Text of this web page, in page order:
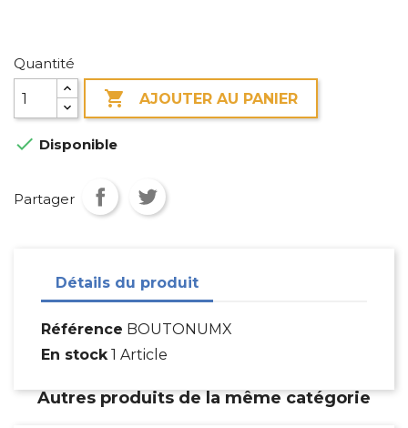
Quantité
 AJOUTER AU PANIER
 Disponible
Partager
Détails du produit
Référence BOUTONUMX
En stock 1 Article
Autres produits de la même catégorie